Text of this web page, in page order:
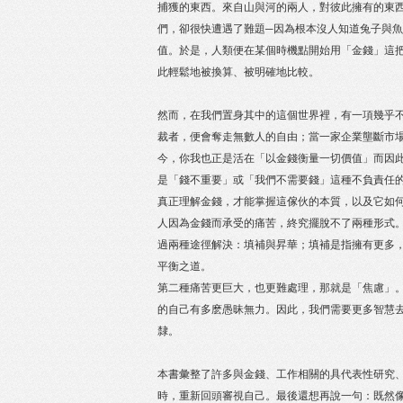
捕獲的東西。來自山與河的兩人，對彼此擁有的東
們，卻很快遭遇了難題─因為根本沒人知道兔子與
值。於是，人類便在某個時機點開始用「金錢」這
此輕鬆地被換算、被明確地比較。
然而，在我們置身其中的這個世界裡，有一項幾
裁者，便會奪走無數人的自由；當一家企業壟斷市
今，你我也正是活在「以金錢衡量一切價值」而因
是「錢不重要」或「我們不需要錢」這種不負責任
真正理解金錢，才能掌握這傢伙的本質，以及它如
人因為金錢而承受的痛苦，終究擺脫不了兩種形
過兩種途徑解決：填補與昇華；填補是指擁有更多
平衡之道。
第二種痛苦更巨大，也更難處理，那就是「焦慮」
的自己有多麽愚昧無力。因此，我們需要更多智慧
隸。
本書彙整了許多與金錢、工作相關的具代表性研究
時，重新回頭審視自己。最後還想再說一句：既然